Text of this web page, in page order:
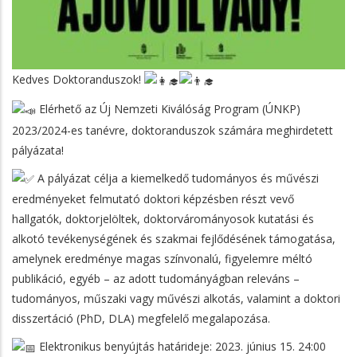
Kedves Doktoranduszok!
Elérhető az Új Nemzeti Kiválóság Program (ÚNKP)
2023/2024-es tanévre, doktoranduszok számára meghirdetett
pályázata!
A pályázat célja a kiemelkedő tudományos és művészi
eredményeket felmutató doktori képzésben részt vevő
hallgatók, doktorjelöltek, doktorvárományosok kutatási és
alkotó tevékenységének és szakmai fejlődésének támogatása,
amelynek eredménye magas színvonalú, figyelemre méltó
publikáció, egyéb – az adott tudományágban releváns –
tudományos, műszaki vagy művészi alkotás, valamint a doktori
disszertáció (PhD, DLA) megfelelő megalapozása.
Elektronikus benyújtás határideje: 2023. június 15. 24:00